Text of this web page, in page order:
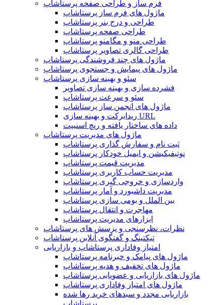
فرم ساز و طراحی صفحه پرستاشاپ
ماژول های فرم ساز پرستاشاپ
طراحی و درج بنر پرستاشاپ
طراحی صفحه پرستاشاپ
طراحی منو و مگامنو پرستاشاپ
طراحی گالری تصاویر پرستاشاپ
ماژول های چند فروشندگی پرستاشاپ
ماژول های پیمایش و جستجوی پرستاشاپ
سئو و بهینه سازی پرستاشاپ
فشرده سازی و بهینه سازی تصاویر
سئو و سرعت پرستاشاپ
ماژول های انجمن ساز پرستاشاپ
ریدایرکت و بهینه سازی URL
داده های ساختار یافته و ریچ اسنیپت
ماژول های مدیریت پرستاشاپ
ثبت نام و سفارش گذاری پرستاشاپ
نوتیفیکیشن و ایمیل خودکار پرستاشاپ
مدیریت قیمت پرستاشاپ
مدیریت حساب کاربری پرستاشاپ
واردسازی و خروجی گیری پرستاشاپ
مدیریت داشبورد و آمار پرستاشاپ
بین الملل و بومی سازی پرستاشاپ
مهاجرت و انتقال پرستاشاپ
ابزارهای مدیریت پرستاشاپ
نظرات، نظرسنجی و پرسش های پرستاشاپ
تیکتینگ و گفتگوی آنلاین پرستاشاپ
امتیاز وفاداری پرستاشاپ و بازاریابی
ماژول های پیامک و خبرنامه پرستاشاپ
ماژول های تخفیف و هدیه پرستاشاپ
ماژول های بازاریابی و عضویابی پرستاشاپ
ماژول های امتیاز وفاداری پرستاشاپ
بازاریابی مجدد و سبدهای خرید رها شده
پرستاشاپ